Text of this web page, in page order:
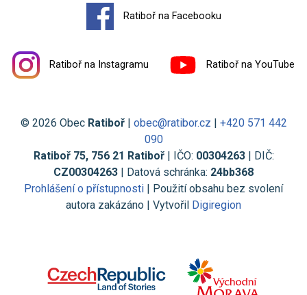
Ratiboř na Facebooku
Ratiboř na Instagramu Ratiboř na YouTube
© 2026 Obec Ratiboř| obec@ratibor.cz | +420 571 442
090
Ratiboř 75, 756 21 Ratiboř| IČO: 00304263| DIČ:
CZ00304263 | Datová schránka: 24bb368
Prohlášení o přístupnosti | Použití obsahu bez svolení
autora zakázáno | Vytvořil Digiregion